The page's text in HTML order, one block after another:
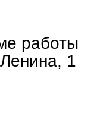
работы
1